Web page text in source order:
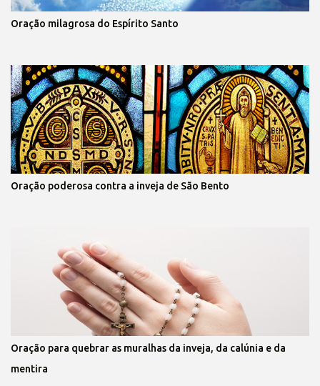
Oração milagrosa do Espírito Santo
Oração poderosa contra a inveja de São Bento
Oração para quebrar as muralhas da inveja, da calúnia e da
mentira